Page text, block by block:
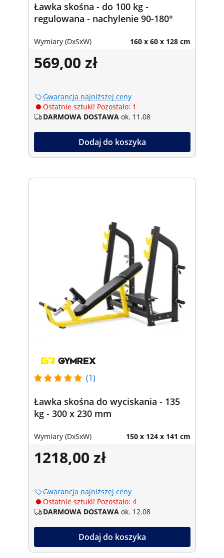
Ławka skośna - do 100 kg -
regulowana - nachylenie 90-180°
Wymiary (DxSxW) 160 x 60 x 128 cm
569,00 zł
Gwarancja najniższej ceny
Ostatnie sztuki! Pozostało: 1
DARMOWA DOSTAWA ok. 11.08
Dodaj do koszyka
(1)
Ławka skośna do wyciskania - 135
kg - 300 x 230 mm
Wymiary (DxSxW) 150 x 124 x 141 cm
1218,00 zł
Gwarancja najniższej ceny
Ostatnie sztuki! Pozostało: 4
DARMOWA DOSTAWA ok. 12.08
Dodaj do koszyka